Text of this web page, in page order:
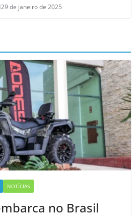
29 de janeiro de 2025
NOTÍCIAS
no Brasil